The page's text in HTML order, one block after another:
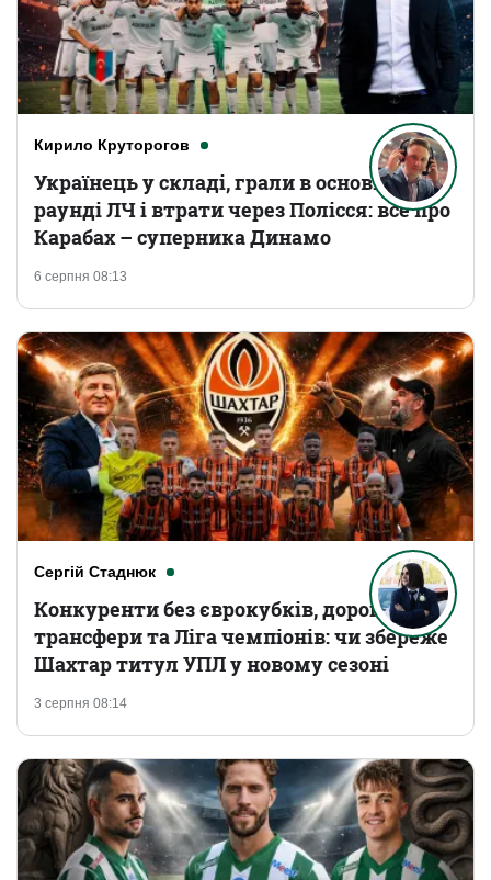
Кирило Круторогов
6 серпня 08:13
Українець у складі, грали в основному
раунді ЛЧ і втрати через Полісся: все про
Карабах – суперника Динамо
Сергій Стаднюк
3 серпня 08:14
Конкуренти без єврокубків, дорогі
трансфери та Ліга чемпіонів: чи збереже
Шахтар титул УПЛ у новому сезоні